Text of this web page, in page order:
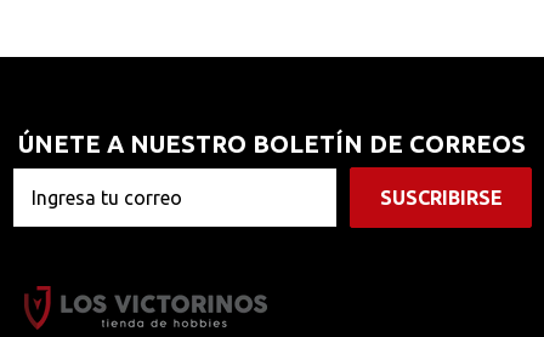
ÚNETE A NUESTRO BOLETÍN DE CORREOS
SUSCRIBIRSE